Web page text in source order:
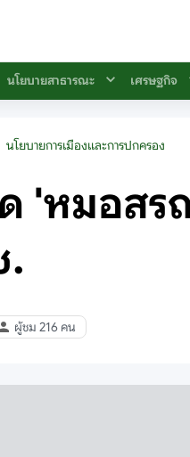
นโยบายสาธารณะ เศรษฐกิจ
นโยบายการเมืองและการปกครอง
'หมอสร
ผู้ชม 216 คน